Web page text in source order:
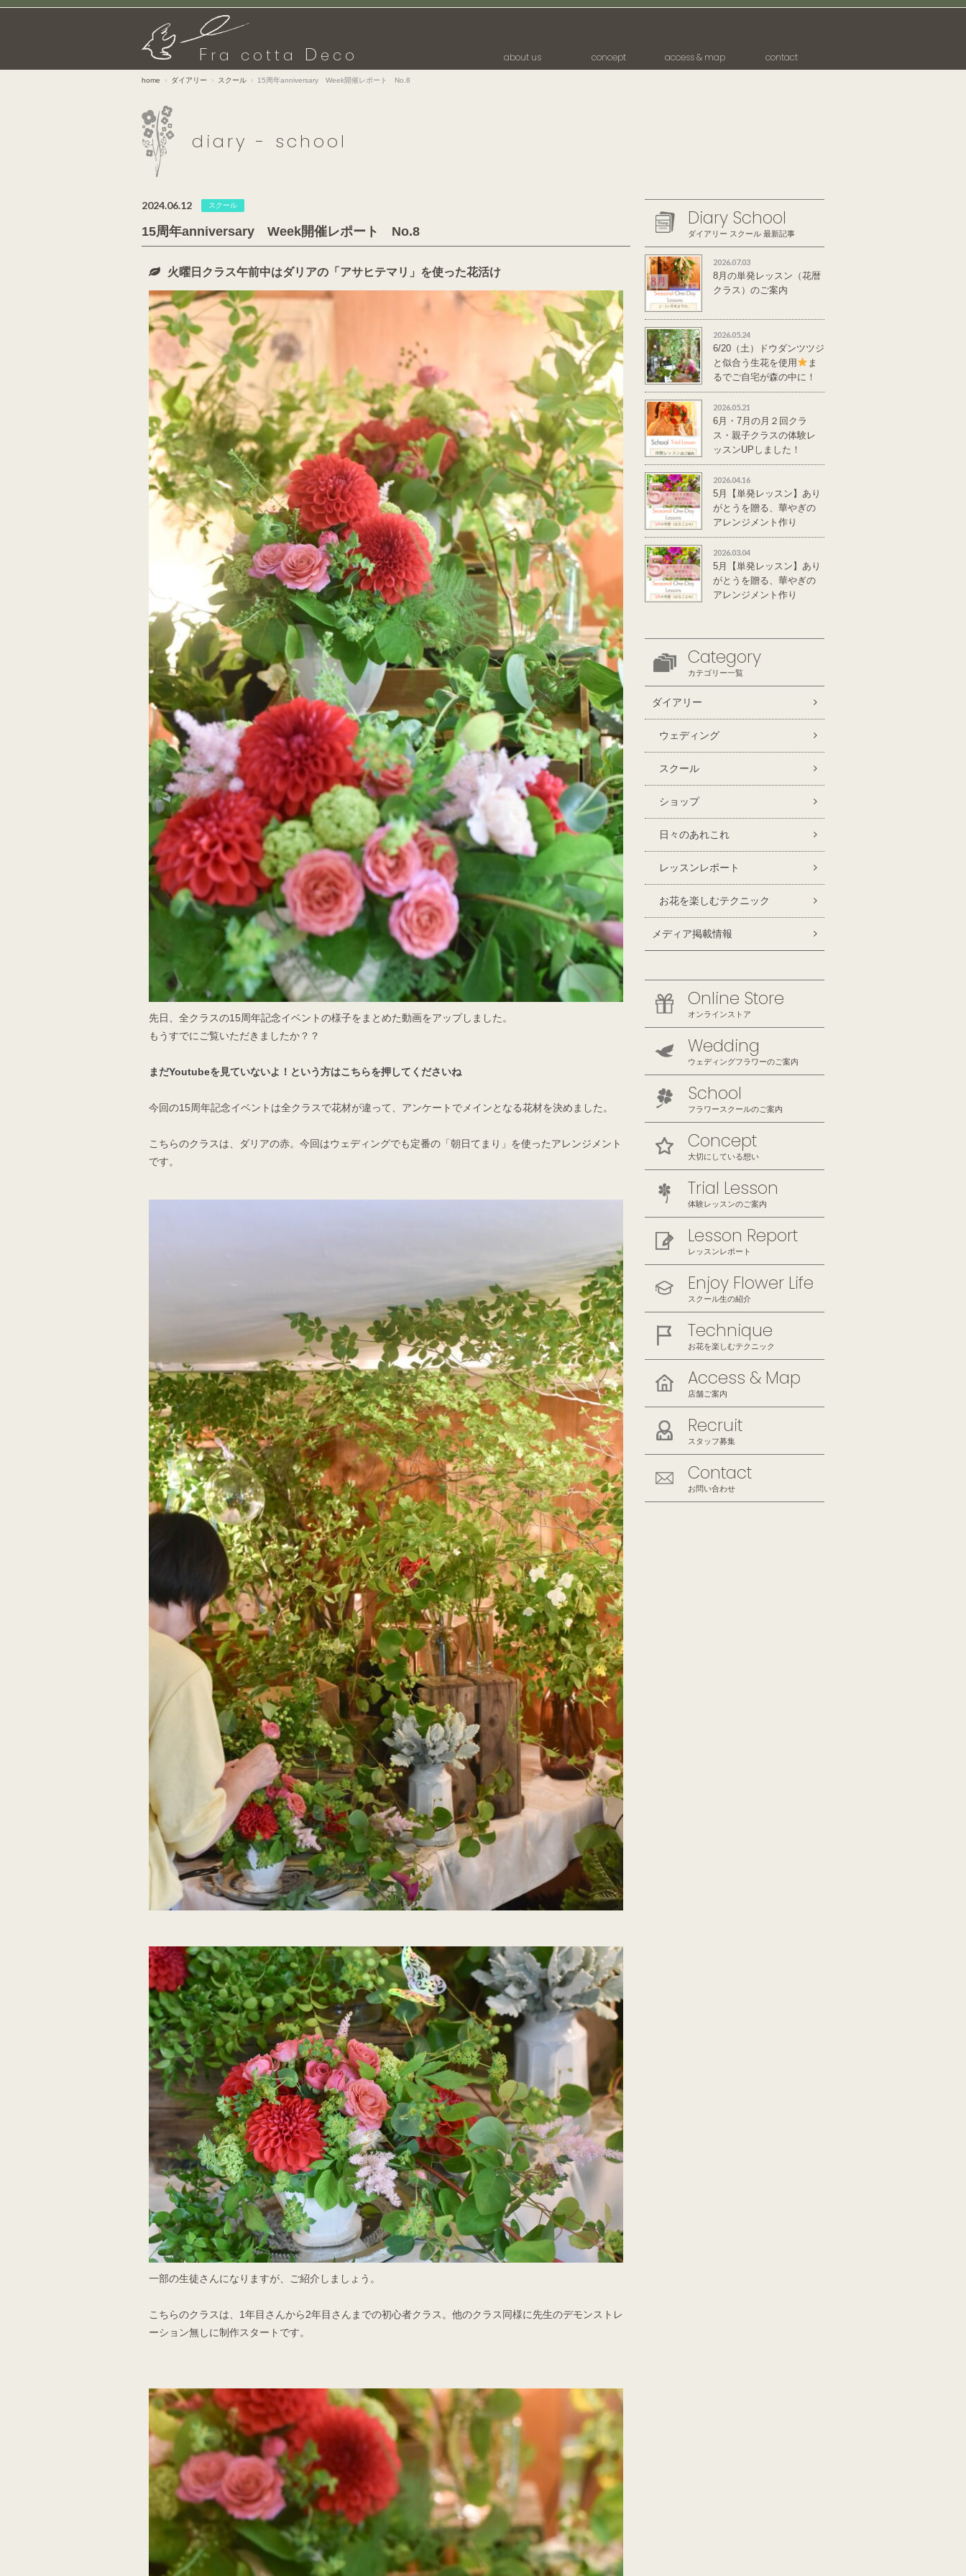
F ra cotta D eco about us concept access & map contact
home ダイアリー スクール 15周年anniversary Week開催レポート No.8
diary - school
2024.06.12 スクール
15周年anniversary Week開催レポート No.8
火曜日クラス午前中はダリアの「アサヒテマリ」を使った花活け
先日、全クラスの15周年記念イベントの様子をまとめた動画をアップしました。
もうすでにご覧いただきましたか？？
まだYoutubeを見ていないよ！という方はこちらを押してくださいね
今回の15周年記念イベントは全クラスで花材が違って、アンケートでメインとなる花材を決めました。
こちらのクラスは、ダリアの赤。今回はウェディングでも定番の「朝日てまり」を使ったアレンジメント
です。
一部の生徒さんになりますが、ご紹介しましょう。
こちらのクラスは、1年目さんから2年目さんまでの初心者クラス。他のクラス同様に先生のデモンストレ
ーション無しに制作スタートです。
Diary School
ダイアリー スクール 最新記事
2026.07.03
8月の単発レッスン（花暦
クラス）のご案内
2026.05.24
6/20（土）ドウダンツツジ
と似合う生花を使用
ま
るでご自宅が森の中に！
単発レッスンのご案
内
2026.05.21
6月・7月の月２回クラ
ス・親子クラスの体験レ
ッスンUPしました！
2026.04.16
5月【単発レッスン】あり
がとうを贈る、華やぎの
アレンジメント作り
2026.03.04
5月【単発レッスン】あり
がとうを贈る、華やぎの
アレンジメント作り
Category
カテゴリー一覧
ダイアリー
ウェディング
スクール
ショップ
日々のあれこれ
レッスンレポート
お花を楽しむテクニック
メディア掲載情報
Online Store
オンラインストア
Wedding
ウェディングフラワーのご案内
School
フラワースクールのご案内
Concept
大切にしている想い
Trial Lesson
体験レッスンのご案内
Lesson Report
レッスンレポート
Enjoy Flower Life
スクール生の紹介
Technique
お花を楽しむテクニック
Access & Map
店舗ご案内
Recruit
スタッフ募集
Contact
お問い合わせ